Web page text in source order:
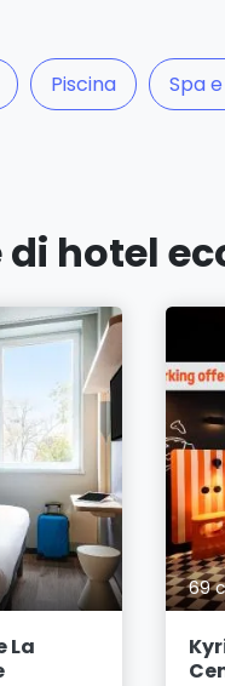
Piscina Spa
di hotel
La
69